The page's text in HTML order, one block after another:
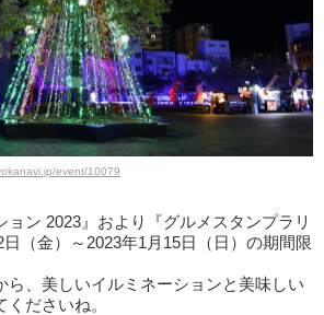
event/10079
ョン 2023』おより『グルメスタンプラリ
（金）～2023年1月15日（日）の期間限
ら、美しいイルミネーションと美味しい
ださいね。